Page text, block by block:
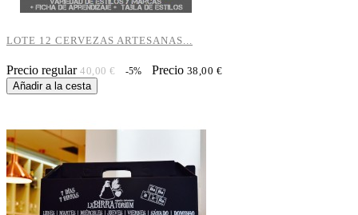
LOTE 12 CERVEZAS ARTESANAS...
Precio regular 40,00 € -5% Precio 38,00 €
Añadir a la cesta